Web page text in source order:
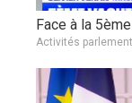
Face à la
Activités